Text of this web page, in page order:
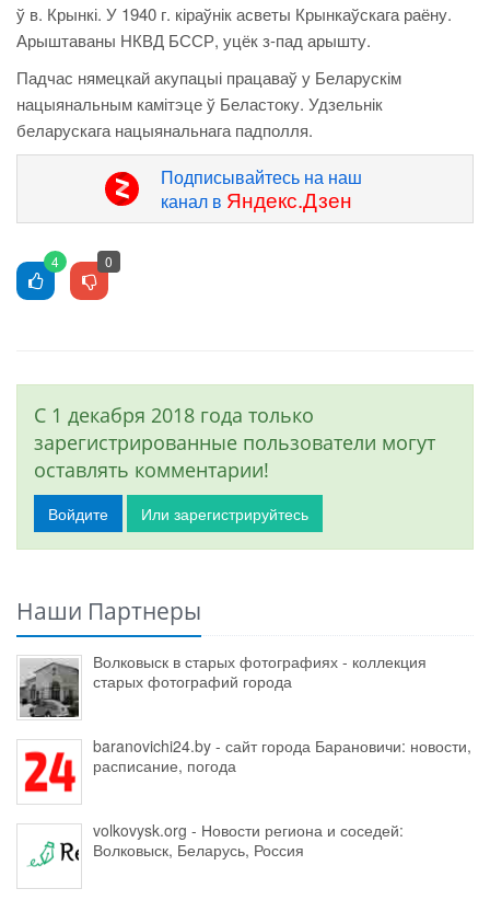
ў в. Крынкі. У 1940 г. кіраўнік асветы Крынкаўскага раёну.
Арыштаваны НКВД БССР, уцёк з-пад арышту.
Падчас нямецкай акупацыі працаваў у Беларускім
нацыянальным камітэце ў Беластоку. Удзельнік
беларускага нацыянальнага падполля.
Подписывайтесь на наш
канал в Яндекс.Дзен
4 0
С 1 декабря 2018 года только
зарегистрированные пользователи могут
оставлять комментарии!
Войдите Или зарегистрируйтесь
Наши Партнеры
Волковыск в старых фотографиях - коллекция
старых фотографий города
baranovichi24.by - сайт города Барановичи: новости,
расписание, погода
volkovysk.org - Новости региона и соседей:
Волковыск, Беларусь, Россия